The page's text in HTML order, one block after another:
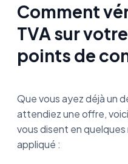
Comment
TVA sur
points de
Que vous ayez déjà un
attendiez une offre,
vous disent en
appliqué :